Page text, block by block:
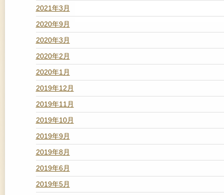
2021年3月
2020年9月
2020年3月
2020年2月
2020年1月
2019年12月
2019年11月
2019年10月
2019年9月
2019年8月
2019年6月
2019年5月